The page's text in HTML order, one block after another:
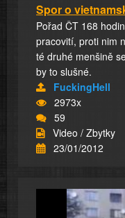
Spor o
Pořad ČT 168
pracovití, proti nim
té druhé menšině
by to slušné.
FuckingHell
2973x
59
Video / Zbytky
23/01/2012